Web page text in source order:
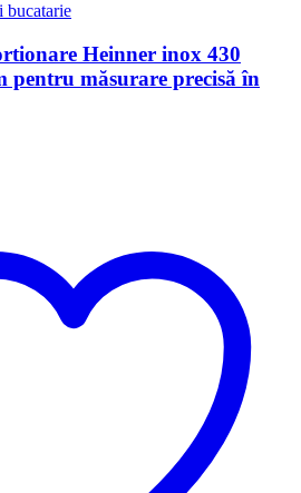
bucatarie
Heinner inox 430
pentru măsurare precisă în